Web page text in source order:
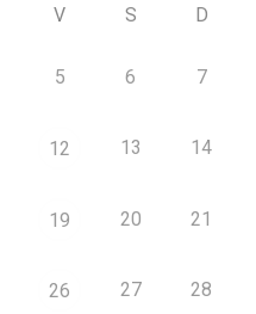
V S D
5 6 7
12 13 14
19 20 21
26 27 28